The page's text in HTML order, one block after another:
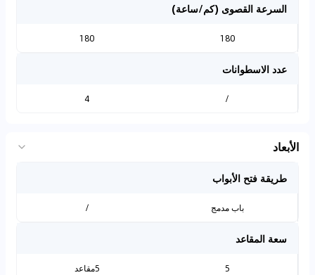
السرعة القصوى (كم/ساعة)
180
180
عدد الاسطوانات
/
4
الأبعاد
طريقة فتح الأبواب
باب مدمج /
سعة المقاعد
5 5مقاعد